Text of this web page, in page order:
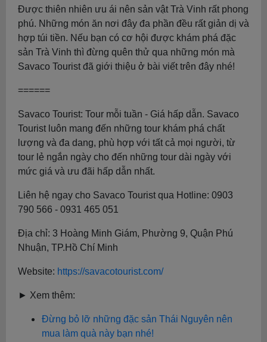
Được thiên nhiên ưu ái nên sản vật Trà Vinh rất phong
phú. Những món ăn nơi đây đa phần đều rất giản dị và
hợp túi tiền. Nếu bạn có cơ hội được khám phá đặc
sản Trà Vinh thì đừng quên thử qua những món mà
Savaco Tourist đã giới thiệu ở bài viết trên đây nhé!
======
Savaco Tourist: Tour mỗi tuần - Giá hấp dẫn. Savaco
Tourist luôn mang đến những tour khám phá chất
lượng và đa dang, phù hợp với tất cả mọi người, từ
tour lẻ ngắn ngày cho đến những tour dài ngày với
mức giá và ưu đãi hấp dẫn nhất.
Liên hệ ngay cho Savaco Tourist qua Hotline: 0903
790 566 - 0931 465 051
Địa chỉ: 3 Hoàng Minh Giám, Phường 9, Quận Phú
Nhuận, TP.Hồ Chí Minh
Website: https://savacotourist.com/
► Xem thêm:
Đừng bỏ lỡ những đặc sản Thái Nguyên nên
mua làm quà này bạn nhé!